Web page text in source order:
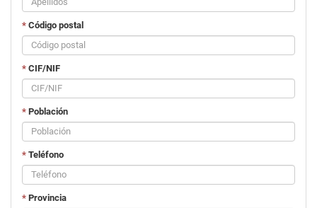
* Código postal
* CIF/NIF
* Población
* Teléfono
* Provincia